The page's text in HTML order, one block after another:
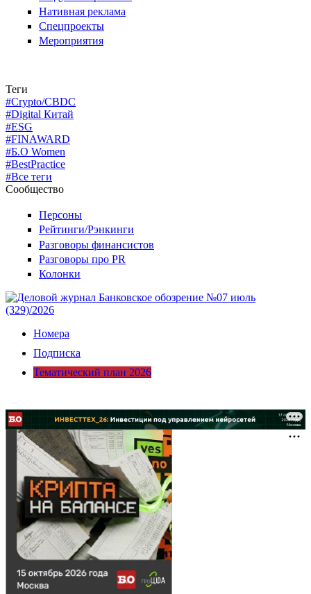
Нативная реклама
Спецпроекты
Мероприятия
Теги
#Crypto/CBDC
#Digital Китай
#ESG
#FINAWARD
#Б.О Women
#BestPractice
#Все теги
Сообщество
Персоны
Рейтинги/Рэнкинги
Разговоры финансистов
Разговоры про PR
Колонки
Номера
Подписка
Тематический план 2026